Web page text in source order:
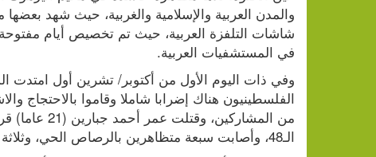
في المستشفيات العربية.
الـ48، وأصابت سبعة متظاهرين بالرصاص الحي، وثلاثة وخمسين بالطلقات المطاطية.